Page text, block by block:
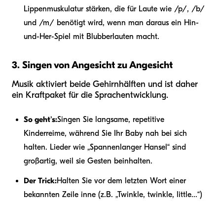
Lippenmuskulatur stärken, die für Laute wie /p/, /b/
und /m/ benötigt wird, wenn man daraus ein Hin-
und-Her-Spiel mit Blubberlauten macht.
3. Singen von Angesicht zu Angesicht
Musik aktiviert beide Gehirnhälften und ist daher
ein Kraftpaket für die Sprachentwicklung.
So geht's:Singen Sie langsame, repetitive
Kinderreime, während Sie Ihr Baby nah bei sich
halten. Lieder wie „Spannenlanger Hansel“ sind
großartig, weil sie Gesten beinhalten.
Der Trick:Halten Sie vor dem letzten Wort einer
bekannten Zeile inne (z.B. „Twinkle, twinkle, little...“)